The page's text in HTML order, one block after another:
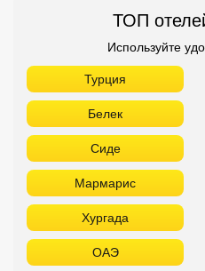
ТОП
Используйте
Турция
Белек
Сиде
Мармарис
Хургада
ОАЭ